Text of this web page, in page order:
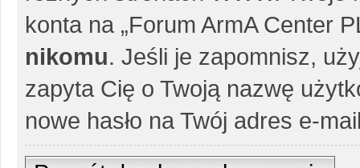
konta na „Forum ArmA Center
nikomu. Jeśli je zapomnisz,
zapyta Cię o Twoją nazwę
nowe hasło na Twój adres e-